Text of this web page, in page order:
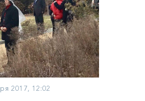
2017, 12:02